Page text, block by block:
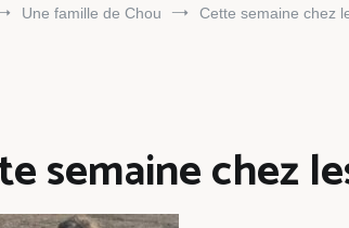
Une famille de Chou Cette semaine chez
semaine chez